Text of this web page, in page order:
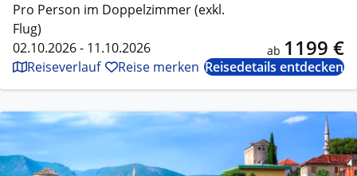
Pro Person im Doppelzimmer (exkl.
Flug)
02.10.2026 - 11.10.2026
ab 1199 €
Reiseverlauf Reise merken Reisedetails entdecken